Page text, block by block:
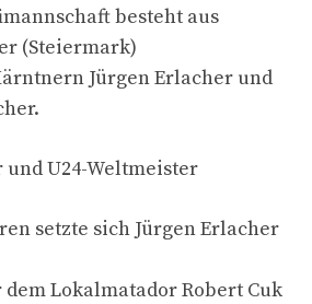
besteht aus
(Steiermark)
Jürgen Erlacher und
U24-Weltmeister
setzte sich Jürgen Erlacher
dem Lokalmatador Robert Cuk